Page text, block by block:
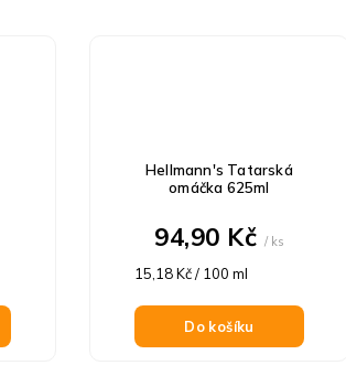
Hellmann's Tatarská
omáčka 625ml
94,90 Kč / ks
Měrná
15,18 Kč / 100 ml
Do košíku